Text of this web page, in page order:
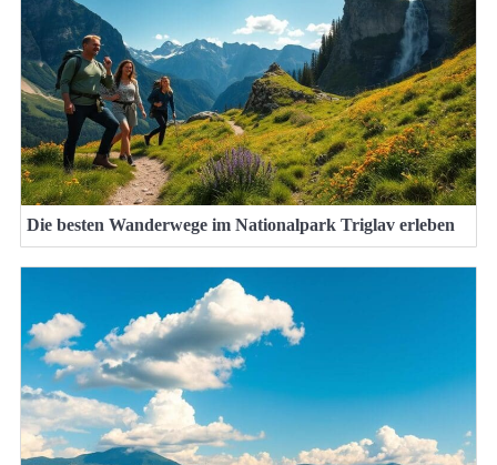
Die besten Wanderwege im Nationalpark Triglav erleben